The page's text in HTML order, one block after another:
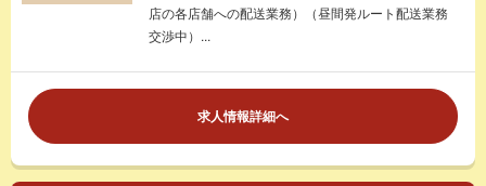
店の各店舗への配送業務）（昼間発ルート配送業務
交渉中）...
求人情報詳細へ